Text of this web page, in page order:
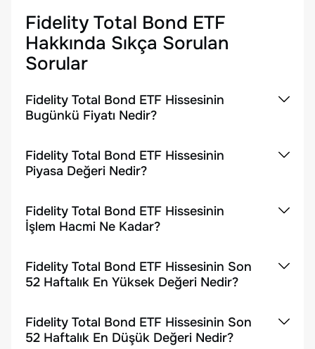
Fidelity Total Bond ETF
Hakkında Sıkça Sorulan
Sorular
Fidelity Total Bond ETF Hissesinin
Bugünkü Fiyatı Nedir?
Fidelity Total Bond ETF Hissesinin
Piyasa Değeri Nedir?
Fidelity Total Bond ETF Hissesinin
İşlem Hacmi Ne Kadar?
Fidelity Total Bond ETF Hissesinin Son
52 Haftalık En Yüksek Değeri Nedir?
Fidelity Total Bond ETF Hissesinin Son
52 Haftalık En Düşük Değeri Nedir?